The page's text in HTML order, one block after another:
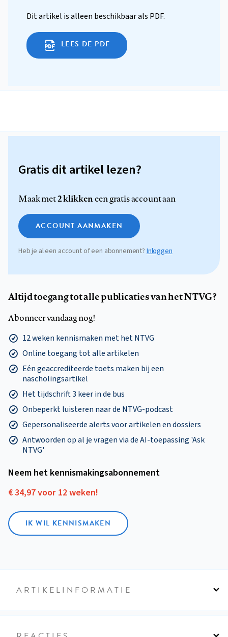
Dit artikel is alleen beschikbaar als PDF.
LEES DE PDF
Gratis dit artikel lezen?
Maak met2 klikkeneen gratis account aan
ACCOUNT AANMAKEN
Heb je al een account of een abonnement? Inloggen
Altijd toegang tot alle publicaties van het NTVG?
Abonneer vandaag nog!
12 weken kennismaken met het NTVG
Online toegang tot alle artikelen
Eén geaccrediteerde toets maken bij een
nascholingsartikel
Het tijdschrift 3 keer in de bus
Onbeperkt luisteren naar de NTVG-podcast
Gepersonaliseerde alerts voor artikelen en dossiers
Antwoorden op al je vragen via de AI-toepassing 'Ask
NTVG'
Neem het kennismakings­abonnement
€ 34,97 voor 12 weken!
IK WIL KENNISMAKEN
ARTIKELINFORMATIE